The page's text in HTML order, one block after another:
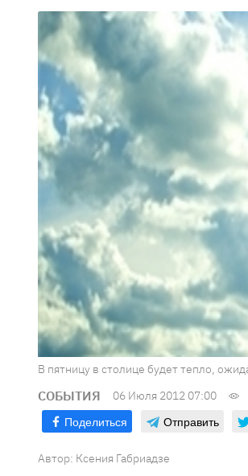
В пятницу в столице будет тепло,
СОБЫТИЯ 06 Июля 2012 07:00
Поделиться Отправить
Автор: Ксения Габриадзе